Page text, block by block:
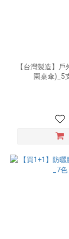
【台灣製造】
園桌傘)_5